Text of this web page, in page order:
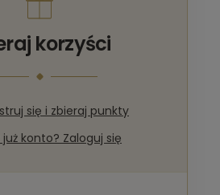
korzyści
się i zbieraj punkty
już konto? Zaloguj się